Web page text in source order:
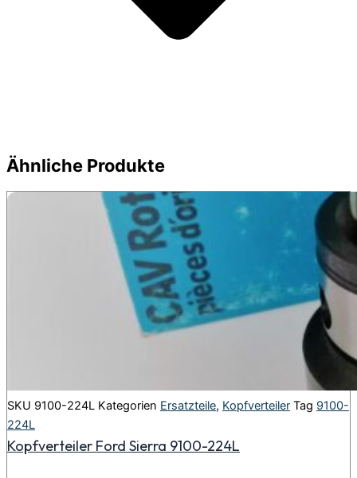
Ähnliche Produkte
SKU 9100-224L Kategorien Ersatzteile, Kopfverteiler Tag 9100-
224L
Kopfverteiler Ford Sierra 9100-224L